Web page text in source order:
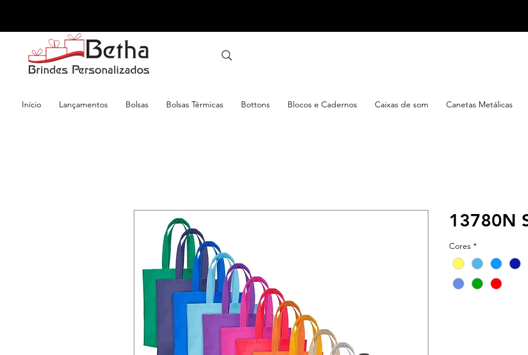
Início Lançamentos Bolsas Bolsas Térmicas Bottons Blocos e Cadernos Caixas de som Canetas Metálicas
13780N
Cores *